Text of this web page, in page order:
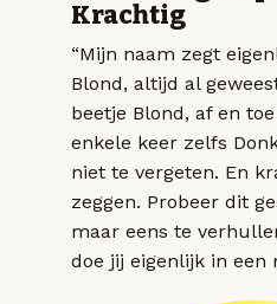
Krachtig
“Mijn naam zegt
Blond, altijd al
beetje Blond, af en
enkele keer zelfs
niet te vergeten. En
zeggen. Probeer dit
maar eens te
doe jij eigenlijk in een